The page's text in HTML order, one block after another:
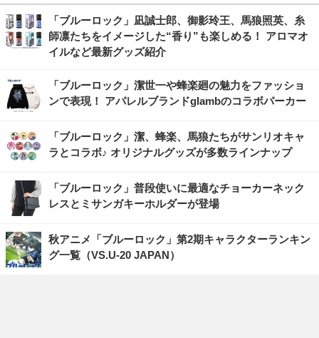
「ブルーロック」凪誠士郎、御影玲王、馬狼照英、糸
師凛たちをイメージした“香り”も楽しめる！ アロマオ
イルなど最新グッズ紹介
「ブルーロック」潔世一や蜂楽廻の魅力をファッショ
ンで表現！ アパレルブランドglambのコラボパーカー
「ブルーロック」潔、蜂楽、馬狼たちがサンリオキャ
ラとコラボ♪ オリジナルグッズが多数ラインナップ
「ブルーロック」普段使いに最適なチョーカーネック
レスとミサンガキーホルダーが登場
秋アニメ「ブルーロック」第2期キャラクターランキン
グ一覧（VS.U-20 JAPAN）